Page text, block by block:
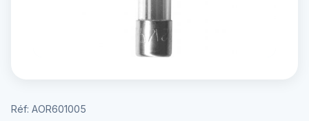
Réf: AOR601005